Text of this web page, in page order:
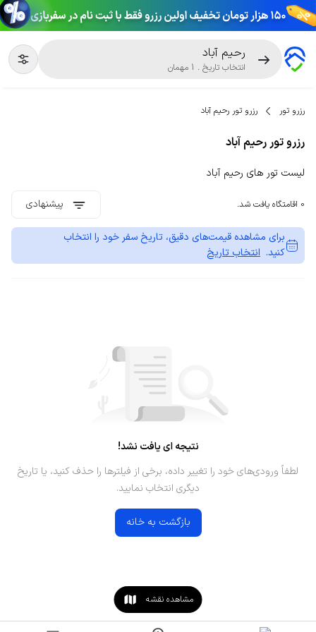
رحیم آباد
انتخاب تاریخ .
1 مهمان
رزرو تور رزرو تور رحیم آباد
رزرو تور رحیم آباد
لیست تور های رحیم آباد
0 اقامتگاه یافت شد. پیشنهادی
برای مشاهده قیمت‌های دقیق، تاریخ سفر خود را انتخاب
کنید. انتخاب تاریخ
نتیجه ای یافت نشد!
لطفاً ورودی‌های خود را تغییر داده، برخی از فیلترها را حذف کنید، یا تاریخ
دیگری انتخاب نمایید.
بازگشت به خانه
مشاهده نقشه